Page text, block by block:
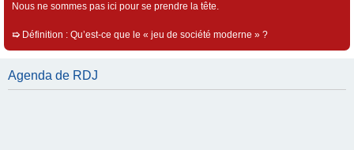
Nous ne sommes pas ici pour se prendre la tête.
➯ Définition : Qu’est-ce que le « jeu de société moderne » ?
Agenda de RDJ